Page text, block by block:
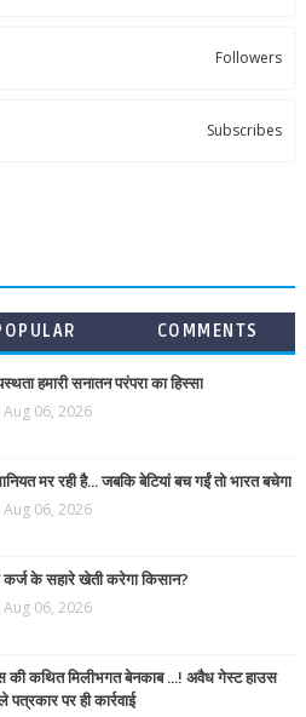
Followers
Subscribes
COMMENTS
हमारी सनातन परंपरा का हिस्सा
Aug 06, 2026
मर रही है… जबकि बेटियां बच गईं तो भारत बचेगा
Aug 06, 2026
कर्ज के सहारे खेती करेगा किसान?
Aug 06, 2026
की कथित मिलीभगत बेनकाब ...! अवैध गेस्ट हाउस
पर ही कार्रवाई